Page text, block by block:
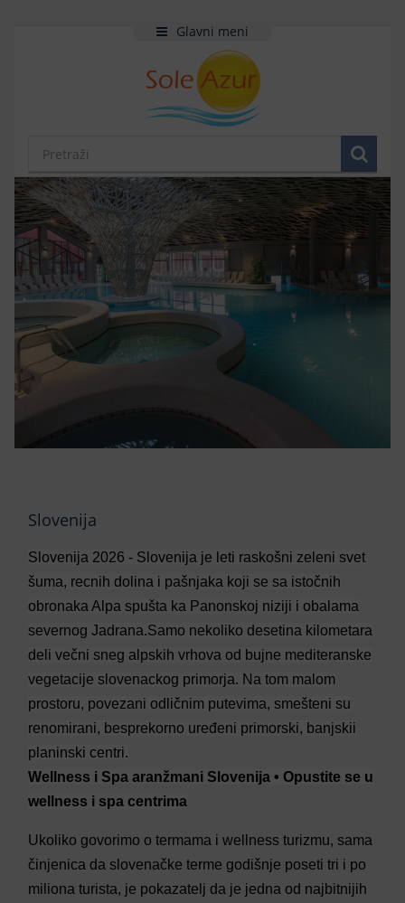
Glavni meni
Slovenija
Slovenija 2026 - Slovenija je leti raskošni zeleni svet
šuma, recnih dolina i pašnjaka koji se sa istočnih
obronaka Alpa spušta ka Panonskoj niziji i obalama
severnog Jadrana.Samo nekoliko desetina kilometara
deli večni sneg alpskih vrhova od bujne mediteranske
vegetacije slovenackog primorja. Na tom malom
prostoru, povezani odličnim putevima, smešteni su
renomirani, besprekorno uređeni primorski, banjskii
planinski centri.
Wellness i Spa aranžmani Slovenija • Opustite se u
wellness i spa centrima
Ukoliko govorimo o termama i wellness turizmu, sama
činjenica da slovenačke terme godišnje poseti tri i po
miliona turista, je pokazatelj da je jedna od najbitnijih